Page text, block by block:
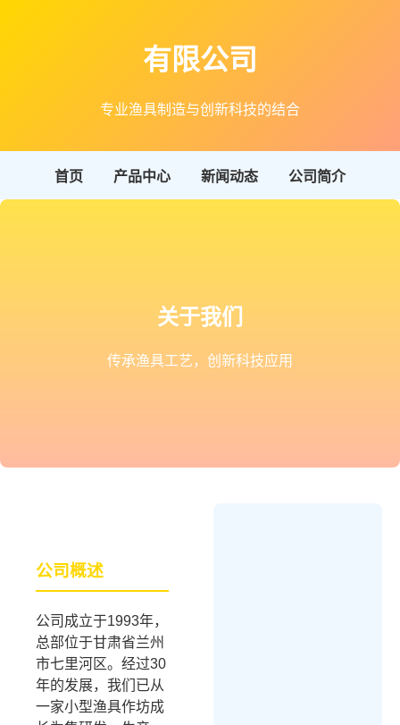
有限公司
专业渔具制造与创新科技的结合
首页 产品中心 新闻动态 公司简介
关于我们
传承渔具工艺，创新科技应用
公司概述
公司成立于1993年，
总部位于甘肃省兰州
市七里河区。经过30
年的发展，我们已从
一家小型渔具作坊成